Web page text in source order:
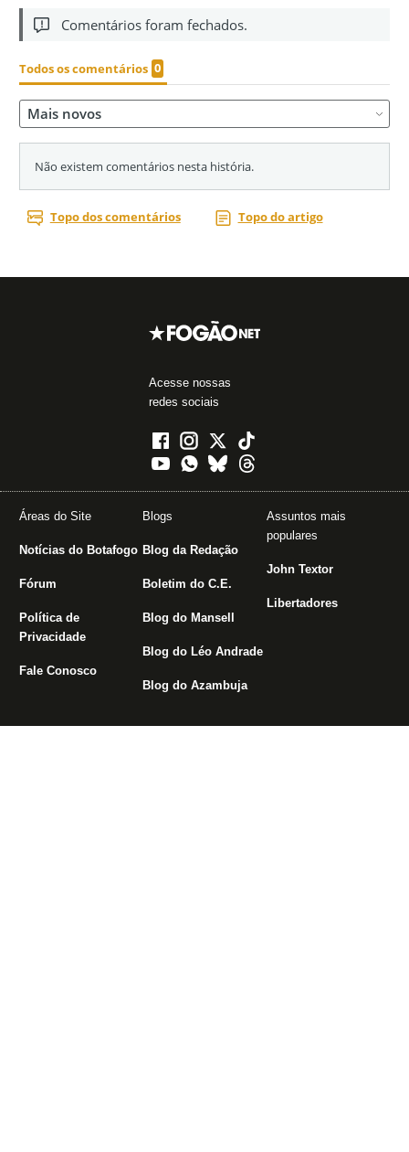
Acesse nossas
redes sociais
Áreas do Site
Notícias do Botafogo
Fórum
Política de
Privacidade
Fale Conosco
Blogs
Blog da Redação
Boletim do C.E.
Blog do Mansell
Blog do Léo Andrade
Blog do Azambuja
Assuntos mais
populares
John Textor
Libertadores